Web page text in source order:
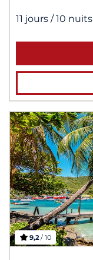
11 jours / 10 nuits
9,2/ 10